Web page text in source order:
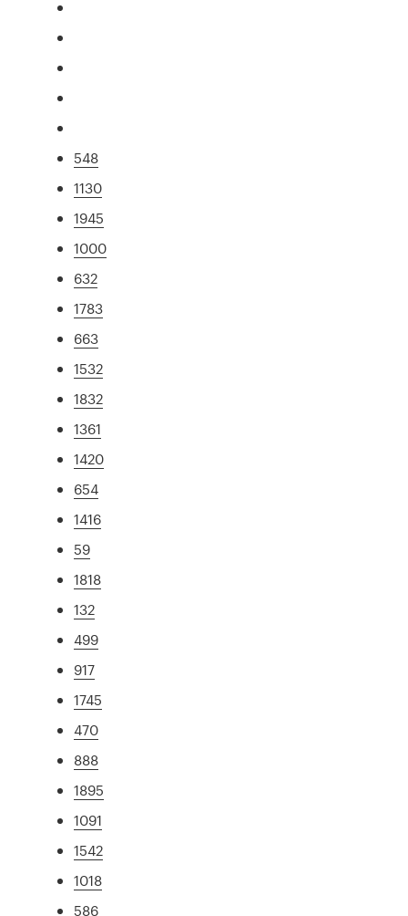
548
1130
1945
1000
632
1783
663
1532
1832
1361
1420
654
1416
59
1818
132
499
917
1745
470
888
1895
1091
1542
1018
586